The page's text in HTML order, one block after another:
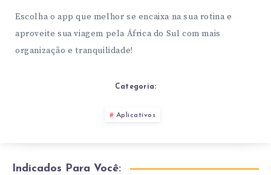
Escolha o app que melhor se encaixa na sua rotina e
aproveite sua viagem pela África do Sul com mais
organização e tranquilidade!
Categoria:
Aplicativos
Indicados Para Você: